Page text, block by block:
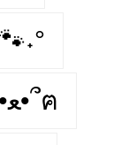
ฅ՞•ﻌ•՞ฅ